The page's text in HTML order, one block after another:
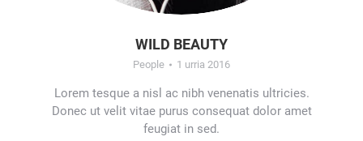
WILD BEAUTY
People 1 urria 2016
Lorem tesque a nisl ac nibh venenatis ultricies.
Donec ut velit vitae purus consequat dolor amet
feugiat in sed.